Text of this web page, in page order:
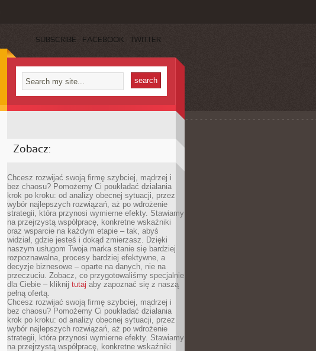
SUBSCRIBE FACEBOOK TWITTER
Zobacz:
Chcesz rozwijać swoją firmę szybciej, mądrzej i
bez chaosu? Pomożemy Ci poukładać działania
krok po kroku: od analizy obecnej sytuacji, przez
wybór najlepszych rozwiązań, aż po wdrożenie
strategii, która przynosi wymierne efekty. Stawiamy
na przejrzystą współpracę, konkretne wskaźniki
oraz wsparcie na każdym etapie – tak, abyś
widział, gdzie jesteś i dokąd zmierzasz. Dzięki
naszym usługom Twoja marka stanie się bardziej
rozpoznawalna, procesy bardziej efektywne, a
decyzje biznesowe – oparte na danych, nie na
przeczuciu. Zobacz, co przygotowaliśmy specjalnie
dla Ciebie – kliknij tutaj aby zapoznać się z naszą
pełną ofertą.
Chcesz rozwijać swoją firmę szybciej, mądrzej i
bez chaosu? Pomożemy Ci poukładać działania
krok po kroku: od analizy obecnej sytuacji, przez
wybór najlepszych rozwiązań, aż po wdrożenie
strategii, która przynosi wymierne efekty. Stawiamy
na przejrzystą współpracę, konkretne wskaźniki